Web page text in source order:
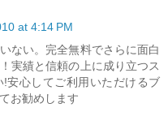
at 4:14 PM
ない。完全無料でさらに面白
実績と信頼の上に成り立つス
安心してご利用いただけるブ
お勧めします